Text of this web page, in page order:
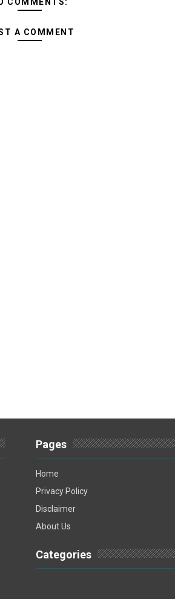
A COMMENT
Pages
Home
Privacy Policy
Disclaimer
About Us
Categories